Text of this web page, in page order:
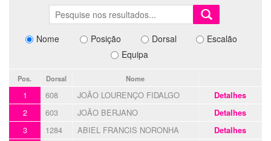
Nome Posição Dorsal
Escalão
Equipa
Pos. Dorsal Nome
1 608 JOÃO LOURENÇO FIDALGO Detalhes
2 603 JOÃO BERJANO Detalhes
3 1284 ABIEL FRANCIS NORONHA Detalhes